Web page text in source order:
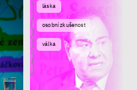
láska
osobní zkušenost
válka